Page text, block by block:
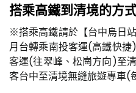
搭乘高鐵到清境的方
※搭乘高鐵請於【台中烏日
月台轉乘南投客運(高鐵快
客運(往翠峰、松崗方向)至
客台中至清境無縫旅遊專車(